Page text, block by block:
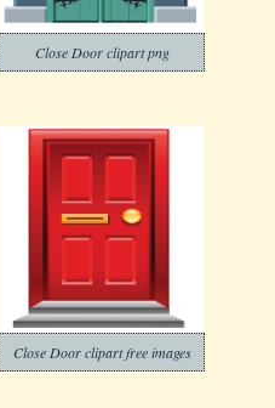
Close Door clipart png
Close Door clipart free images